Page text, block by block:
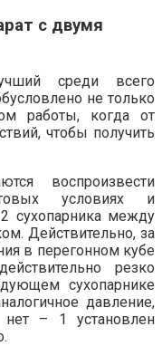
с двумя
среди всего
не только
работы, когда от
чтобы получить
воспроизвести
условиях и
сухопарника между
Действительно, за
в перегонном кубе
резко
сухопарнике
давление,
нет – 1 установлен